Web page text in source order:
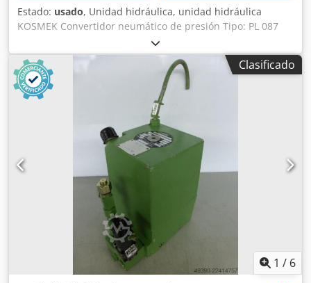
Estado: usado, Unidad hidráulica, unidad hidráulica
KOSMEK Convertidor neumático de presión Tipo: PL 087
Presión de funcionamiento: 100 bares Caudal: 1 litro/min.
Capacidad del depósito: aprox. 4,5 litros - accionamiento
neumático - conexión hidráulica Dimensiones (largo x
ancho x alto): 250 x 140 x 290 mm Dwsdpfxozpbqto Ahbja
Peso: 16 kg En buen estado.
Clasificado
1 / 6